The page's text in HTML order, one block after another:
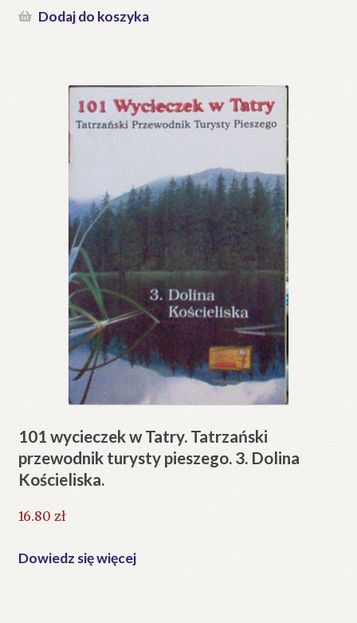
Dodaj do koszyka
101 wycieczek w Tatry. Tatrzański
przewodnik turysty pieszego. 3. Dolina
Kościeliska.
16.80 zł
Dowiedz się więcej